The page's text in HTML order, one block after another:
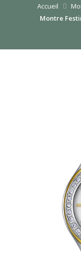
Accueil
Montre